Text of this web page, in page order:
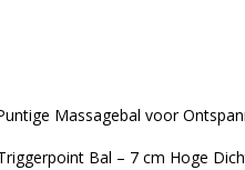
Massagebal voor
Bal – 7 cm Hoge